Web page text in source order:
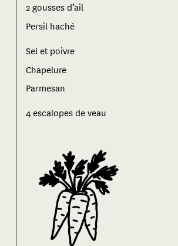
2 gousses d’ail
Persil haché
Sel et poivre
Chapelure
Parmesan
4 escalopes de veau